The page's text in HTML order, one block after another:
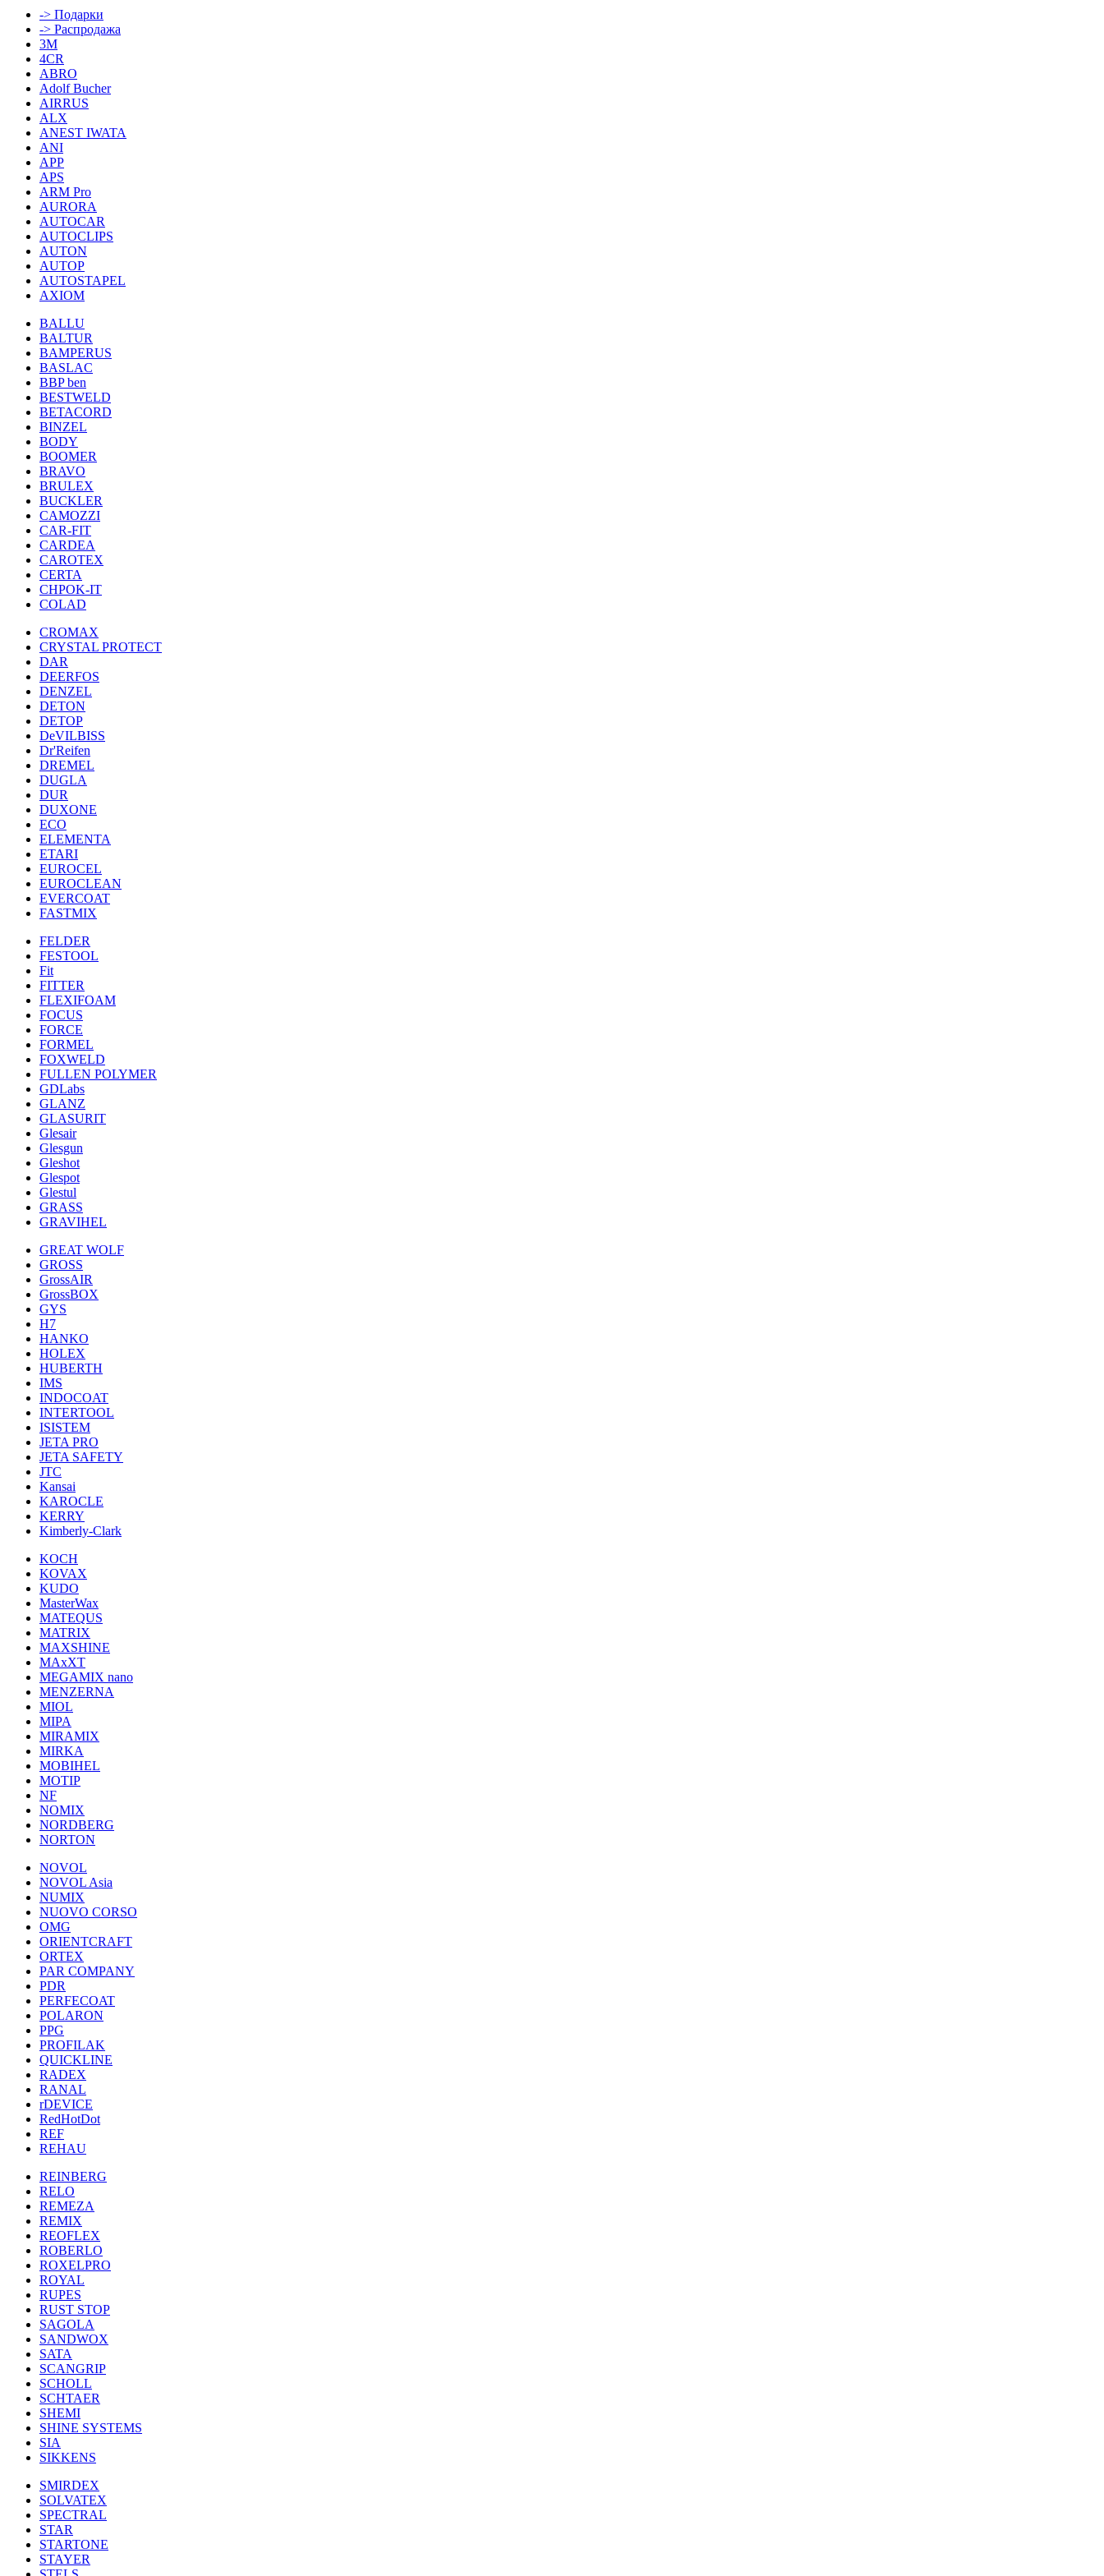
-> Подарки
-> Распродажа
3M
4CR
ABRO
Adolf Bucher
AIRRUS
ALX
ANEST IWATA
ANI
APP
APS
ARM Pro
AURORA
AUTOCAR
AUTOCLIPS
AUTON
AUTOP
AUTOSTAPEL
AXIOM
BALLU
BALTUR
BAMPERUS
BASLAC
BBP ben
BESTWELD
BETACORD
BINZEL
BODY
BOOMER
BRAVO
BRULEX
BUCKLER
CAMOZZI
CAR-FIT
CARDEA
CAROTEX
CERTA
CHPOK-IT
COLAD
CROMAX
CRYSTAL PROTECT
DAR
DEERFOS
DENZEL
DETON
DETOP
DeVILBISS
Dr'Reifen
DREMEL
DUGLA
DUR
DUXONE
ECO
ELEMENTA
ETARI
EUROCEL
EUROCLEAN
EVERCOAT
FASTMIX
FELDER
FESTOOL
Fit
FITTER
FLEXIFOAM
FOCUS
FORCE
FORMEL
FOXWELD
FULLEN POLYMER
GDLabs
GLANZ
GLASURIT
Glesair
Glesgun
Gleshot
Glespot
Glestul
GRASS
GRAVIHEL
GREAT WOLF
GROSS
GrossAIR
GrossBOX
GYS
H7
HANKO
HOLEX
HUBERTH
IMS
INDOCOAT
INTERTOOL
ISISTEM
JETA PRO
JETA SAFETY
JTC
Kansai
KAROCLE
KERRY
Kimberly-Clark
KOCH
KOVAX
KUDO
MasterWax
MATEQUS
MATRIX
MAXSHINE
MAxXT
MEGAMIX nano
MENZERNA
MIOL
MIPA
MIRAMIX
MIRKA
MOBIHEL
MOTIP
NF
NOMIX
NORDBERG
NORTON
NOVOL
NOVOL Asia
NUMIX
NUOVO CORSO
OMG
ORIENTCRAFT
ORTEX
PAR COMPANY
PDR
PERFECOAT
POLARON
PPG
PROFILAK
QUICKLINE
RADEX
RANAL
rDEVICE
RedHotDot
REF
REHAU
REINBERG
RELO
REMEZA
REMIX
REOFLEX
ROBERLO
ROXELPRO
ROYAL
RUPES
RUST STOP
SAGOLA
SANDWOX
SATA
SCANGRIP
SCHOLL
SCHTAER
SHEMI
SHINE SYSTEMS
SIA
SIKKENS
SMIRDEX
SOLVATEX
SPECTRAL
STAR
STARTONE
STAYER